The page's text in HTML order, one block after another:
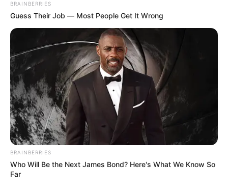
Objetivos:
Poner en contacto a productores o
proveedores de un sector económico con empresas
que demandan esos productos. Establecer
relaciones comerciales con nuevos canales de
comercialización, mercados y entidades.
Funcionamiento:
Las ruedas de negocios se
desarrollan en eventos de varios días, donde se
llevan a cabo mini reuniones previamente
agendadas entre los participantes. Cada mini
reunión tiene una duración aproximada de 30
minutos cronometrados. Los participantes rotan de
mesa a otra reunión agendada al finalizar el tiempo,
lo que hace que las reuniones sean objetivas, ágiles
y eficientes.
BRAINBERRIES
Guess Their Job — Most People Get It Wrong
BRAINBERRIES
Who Will Be the Next James Bond? Here's What We Know So
Far